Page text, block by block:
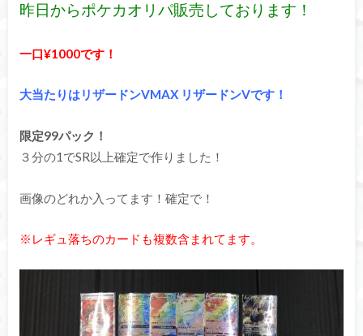
昨日からポケカオリパ販売しております！
一口¥1000です！
大当たりはリザードンVMAX リザードンVです！
限定99パック！
３分の1でSR以上確定で作りました！
画像のどれか入ってます！確定で！
※レギュ落ちのカードも複数含まれてます。